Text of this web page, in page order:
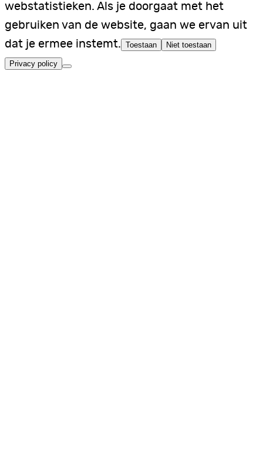
webstatistieken. Als je doorgaat met het
gebruiken van de website, gaan we ervan uit
dat je ermee instemt. Toestaan Niet toestaan
Privacy policy